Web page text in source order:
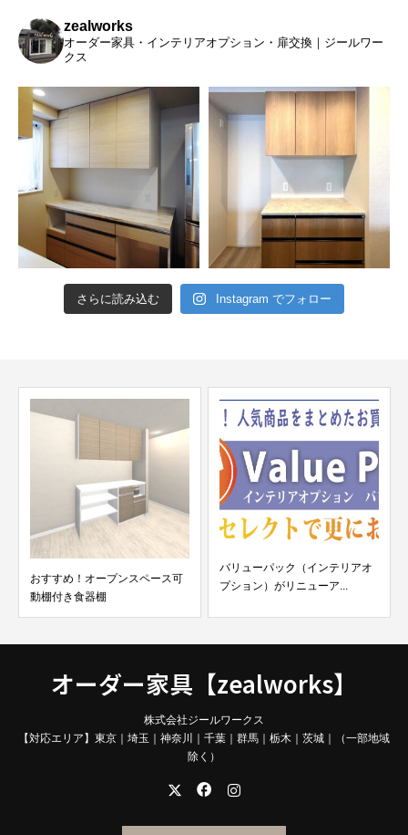
zealworks
オーダー家具・インテリアオプション・扉交換｜ジールワー
クス
さらに読み込む Instagram でフォロー
おすすめ！オープンスペース可
動棚付き食器棚
バリューパック（インテリアオ
プション）がリニューア...
オーダー家具【zealworks】
株式会社ジールワークス
【対応エリア】東京｜埼玉｜神奈川｜千葉｜群馬｜栃木｜茨城｜（一部地域
除く）